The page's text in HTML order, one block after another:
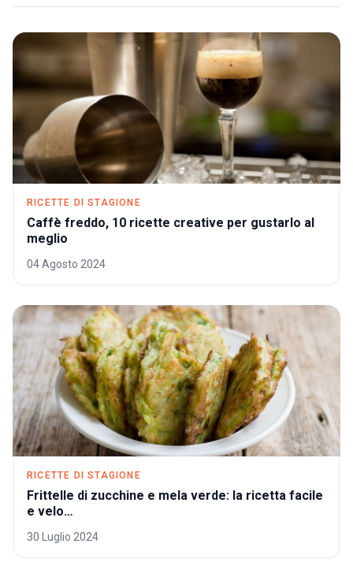
RICETTE DI STAGIONE
Caffè freddo, 10 ricette creative per gustarlo al
meglio
04 Agosto 2024
RICETTE DI STAGIONE
Frittelle di zucchine e mela verde: la ricetta facile
e velo…
30 Luglio 2024